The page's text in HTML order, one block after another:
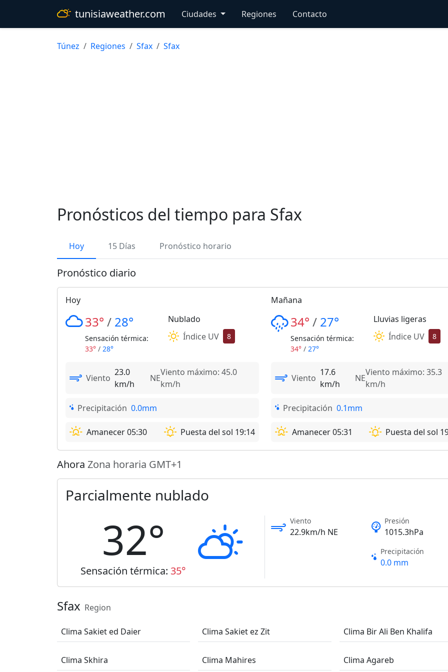
tunisiaweather.com Ciudades Regiones Contacto
Túnez Regiones Sfax Sfax
Pronósticos del tiempo para Sfax
Hoy 15 Días Pronóstico horario
Pronóstico diario
Hoy
33° / 28°
Sensación térmica:
33° / 28°
Nublado
Índice UV
8
Viento
23.0
km/h
NE
Viento máximo: 45.0
km/h
Precipitación 0.0mm
Amanecer 05:30 Puesta del sol 19:14
Mañana
34° / 27°
Sensación térmica:
34° / 27°
Lluvias ligeras
Índice UV
8
Viento
17.6
km/h
NE
Viento máximo: 35.3
km/h
Precipitación 0.1mm
Amanecer 05:31 Puesta del sol
Ahora Zona horaria GMT+1
Parcialmente nublado
32°
Sensación térmica: 35°
Viento
22.9km/h NE
Presión
1015.3hPa
Precipitación
0.0 mm
Sfax Region
Clima Sakiet ed Daier Clima Sakiet ez Zit Clima Bir Ali Ben Khalifa
Clima Skhira Clima Mahires Clima Agareb